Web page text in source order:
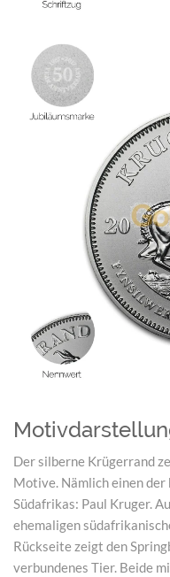
Der silberne Krügerrand
Motive. Nämlich einen
Südafrikas: Paul Kruger.
ehemaligen
Rückseite zeigt den
verbundenes Tier. Beide